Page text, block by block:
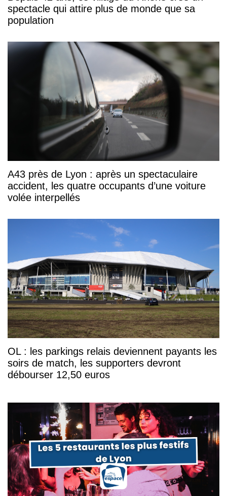
spectacle qui attire plus de monde que sa
population
A43 près de Lyon : après un spectaculaire
accident, les quatre occupants d’une voiture
volée interpellés
OL : les parkings relais deviennent payants les
soirs de match, les supporters devront
débourser 12,50 euros